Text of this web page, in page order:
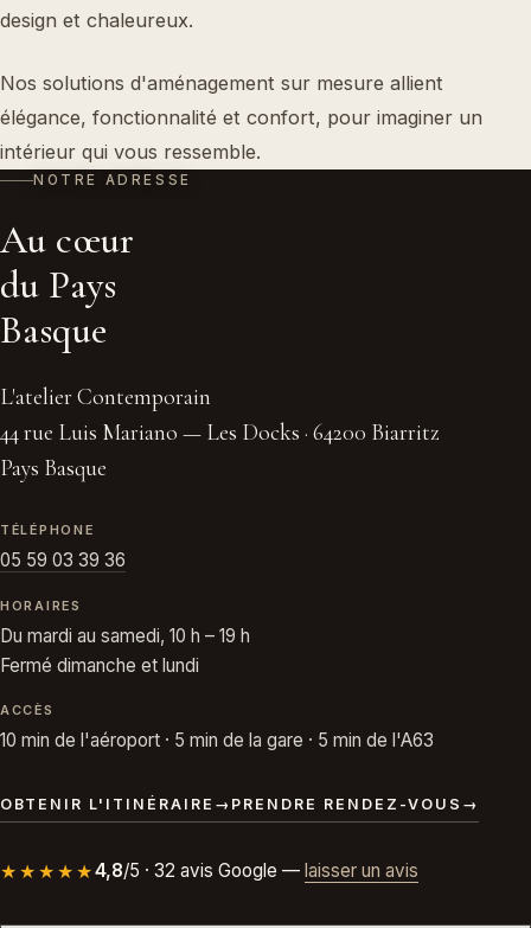
design et chaleureux.
Nos solutions d'aménagement sur mesure allient
élégance, fonctionnalité et confort, pour imaginer un
intérieur qui vous ressemble.
NOTRE ADRESSE
Au cœur
du Pays
Basque
L'atelier Contemporain
44 rue Luis Mariano — Les Docks · 64200 Biarritz
Pays Basque
TÉLÉPHONE
05 59 03 39 36
HORAIRES
Du mardi au samedi, 10 h – 19 h
Fermé dimanche et lundi
ACCÈS
10 min de l'aéroport · 5 min de la gare · 5 min de l'A63
OBTENIR L'ITINÉRAIRE → PRENDRE RENDEZ-VOUS →
★★★★★4,8/5 · 32 avis Google — laisser un avis